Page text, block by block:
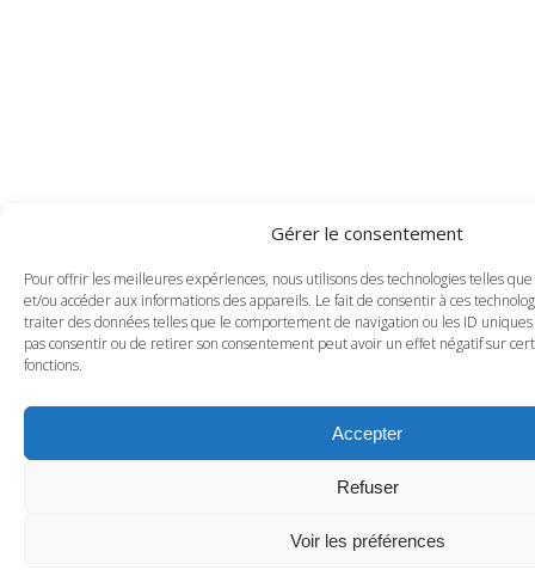
Gérer le consentement
Pour offrir les meilleures expériences, nous utilisons des technologies telles
et/ou accéder aux informations des appareils. Le fait de consentir à ces
traiter des données telles que le comportement de navigation ou les ID
pas consentir ou de retirer son consentement peut avoir un effet négatif sur
fonctions.
Accepter
Refuser
Voir les préférences